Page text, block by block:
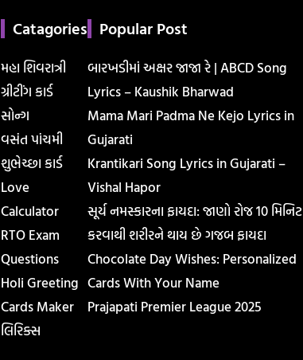
Catagories
મહા શિવરાત્રી
ગ્રીટીંગ કાર્ડ
સોન્ગ
વસંત પાંચમી
શુભેચ્છા કાર્ડ
Love
Calculator
RTO Exam
Questions
Holi Greeting
Cards Maker
લિરિક્સ
Popular Post
બારખડીમાં અક્ષર જાજા રે | ABCD Song
Lyrics – Kaushik Bharwad
Mama Mari Padma Ne Kejo Lyrics in
Gujarati
Krantikari Song Lyrics in Gujarati –
Vishal Hapor
સૂર્ય નમસ્કારના ફાયદા: જાણો રોજ 10 મિનિટ
કરવાથી શરીરને થાય છે ગજબ ફાયદા
Chocolate Day Wishes: Personalized
Cards With Your Name
Prajapati Premier League 2025